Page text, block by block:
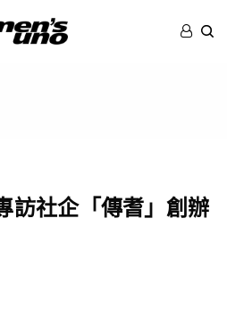
訪社企「傳耆」創辦